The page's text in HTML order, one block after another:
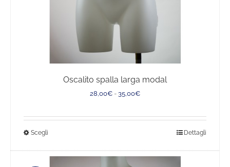
Oscalito spalla larga modal
28,00€ - 35,00€Fascia
Scegli
ha
Dettagli